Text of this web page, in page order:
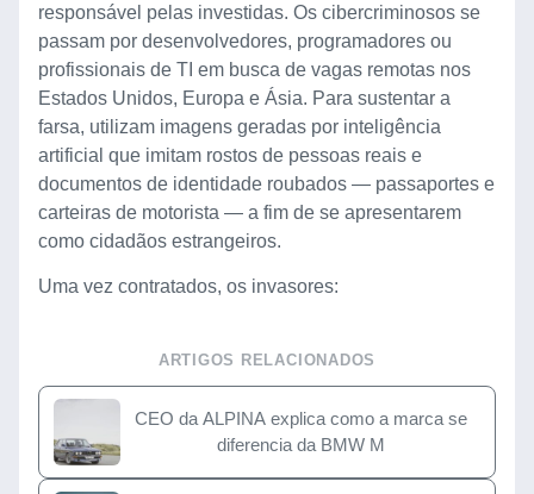
responsável pelas investidas. Os cibercriminosos se
passam por desenvolvedores, programadores ou
profissionais de TI em busca de vagas remotas nos
Estados Unidos, Europa e Ásia. Para sustentar a
farsa, utilizam imagens geradas por inteligência
artificial que imitam rostos de pessoas reais e
documentos de identidade roubados — passaportes e
carteiras de motorista — a fim de se apresentarem
como cidadãos estrangeiros.
Uma vez contratados, os invasores:
ARTIGOS RELACIONADOS
CEO da ALPINA explica como a marca se
diferencia da BMW M